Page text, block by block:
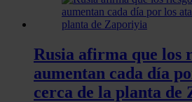
Rusia afirma que los
aumentan cada día
cerca de la planta de